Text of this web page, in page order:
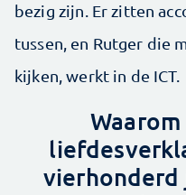
bezig zijn. Er zitten
tussen, en Rutger die
kijken, werkt in de ICT.
vierhonderd